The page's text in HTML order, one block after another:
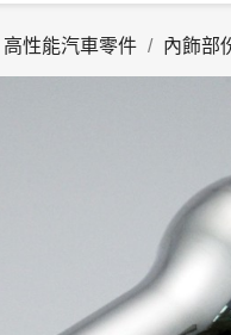
高性能汽車零件 內飾部